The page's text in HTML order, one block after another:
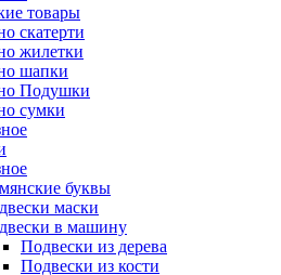
товары
скатерти
жилетки
шапки
Подушки
сумки
буквы
маски
в машину
Подвески из дерева
Подвески из кости